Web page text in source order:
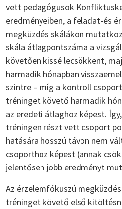
vett pedagógusok
eredményeiben, a feladat-és
megküzdés skálákon
skála átlagpontszáma a
követően kissé lecsökkent,
harmadik hónapban
szintre – míg a kontroll
tréninget követő harmadik
az eredeti átlaghoz képest.
tréningen részt vett csoport
hatására hosszú távon nem
csoporthoz képest (annak
jelentősen jobb eredményt
Az érzelemfókuszú
tréninget követő első